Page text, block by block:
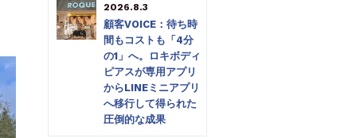
2026.8.3
顧客VOICE：待ち時
間もコストも「4分
の1」へ。ロキボディ
ピアスが専用アプリ
からLINEミニアプリ
へ移行して得られた
圧倒的な成果